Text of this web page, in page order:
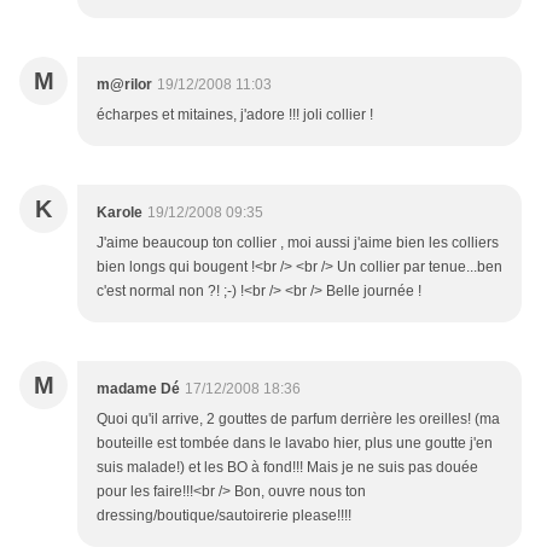
M m@rilor 19/12/2008 11:03
écharpes et mitaines, j'adore !!! joli collier !
K Karole 19/12/2008 09:35
J'aime beaucoup ton collier , moi aussi j'aime bien les colliers
bien longs qui bougent !<br /> <br /> Un collier par tenue...ben
c'est normal non ?! ;-) !<br /> <br /> Belle journée !
M madame Dé 17/12/2008 18:36
Quoi qu'il arrive, 2 gouttes de parfum derrière les oreilles! (ma
bouteille est tombée dans le lavabo hier, plus une goutte j'en
suis malade!) et les BO à fond!!! Mais je ne suis pas douée
pour les faire!!!<br /> Bon, ouvre nous ton
dressing/boutique/sautoirerie please!!!!